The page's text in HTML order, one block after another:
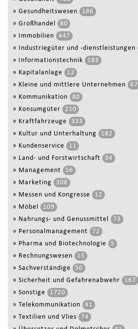
» Gesundheitswesen
186
» Großhandel
80
» Immobilien
447
» Industriegüter und -dienstleistungen
» Informationstechnik
183
» Kapitalanlage
12
» Kleine und mittlere Unternehmen
67
» Kommunikation
80
» Konsumgüter
210
» Kraftfahrzeuge
333
» Kultur und Unterhaltung
182
» Kundenservice
11
» Land- und Forstwirtschaft
34
» Management
56
» Marketing
308
» Messen und Kongresse
12
» Möbel
109
» Nahrungs- und Genussmittel
73
» Personalmanagement
72
» Pharma und Biotechnologie
5
» Rechnungswesen
15
» Sachverständige
50
» Sicherheit und Gefahrenabwehr
167
» Sonstige
1720
» Telekommunikation
41
» Textilien und Vlies
74